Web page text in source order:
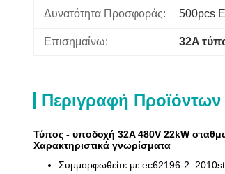
Δυνατότητα Προσφοράς: 500pcs
Επισημαίνω: 32A
Περιγραφή Προϊόντων
Τύπος - υποδοχή 32A 480V 22kW
Χαρακτηριστικά γνωρίσματα
Συμμορφωθείτε με ec62196-2: